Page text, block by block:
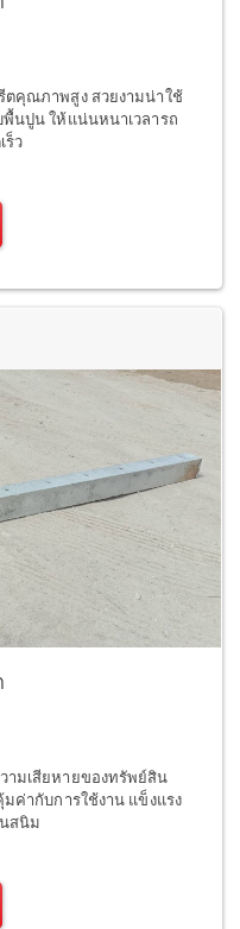
ตคุณภาพสูง สวยงามน่าใช้
นปูน ให้แน่นหนาเวลารถ
ร็ว
ามเสียหายของทรัพย์สิน
ค่ากับการใช้งาน แข็งแรง
สนิม